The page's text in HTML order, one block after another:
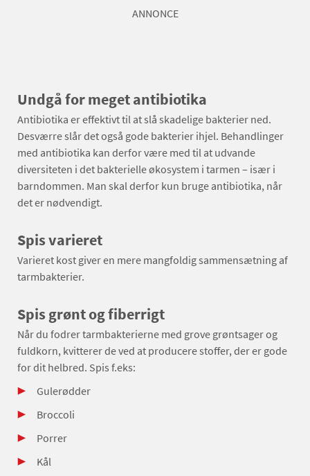
ANNONCE
Undgå for meget antibiotika
Antibiotika er effektivt til at slå skadelige bakterier ned.
Desværre slår det også gode bakterier ihjel. Behandlinger
med antibiotika kan derfor være med til at udvande
diversiteten i det bakterielle økosystem i tarmen – især i
barndommen. Man skal derfor kun bruge antibiotika, når
det er nødvendigt.
Spis varieret
Varieret kost giver en mere mangfoldig sammensætning af
tarmbakterier.
Spis grønt og fiberrigt
Når du fodrer tarmbakterierne med grove grøntsager og
fuldkorn, kvitterer de ved at producere stoffer, der er gode
for dit helbred. Spis f.eks:
Gulerødder
Broccoli
Porrer
Kål